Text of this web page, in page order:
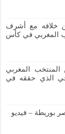
عن خلافه مع أشرف
المغربي في كأس
المغربي
الذي حققه في
بوريطة – فيديو